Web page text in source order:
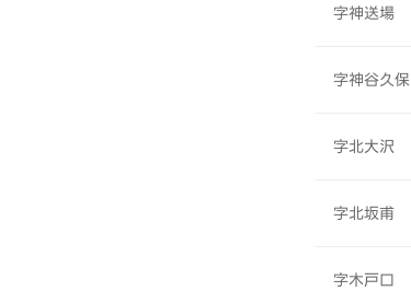
字神送場
字神谷久保
字北大沢
字北坂甫
字木戸口